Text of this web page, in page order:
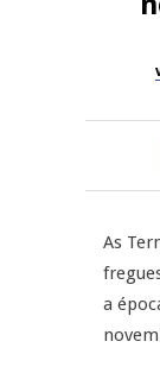
executar no
vida (III)
Dia do Foral em
REPORTAGENS
Summer
REPORTAGENS
Festas do
do
11º Encontro
As
a